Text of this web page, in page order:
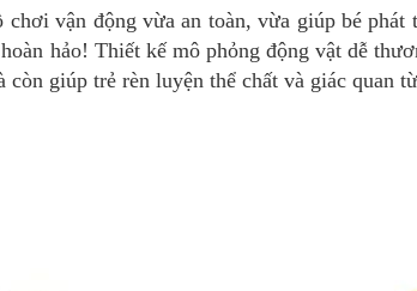
vận động vừa an toàn, vừa giúp bé
hảo! Thiết kế mô phỏng động vật dễ
giúp trẻ rèn luyện thể chất và giác quan